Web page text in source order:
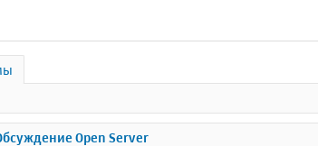
Open Server